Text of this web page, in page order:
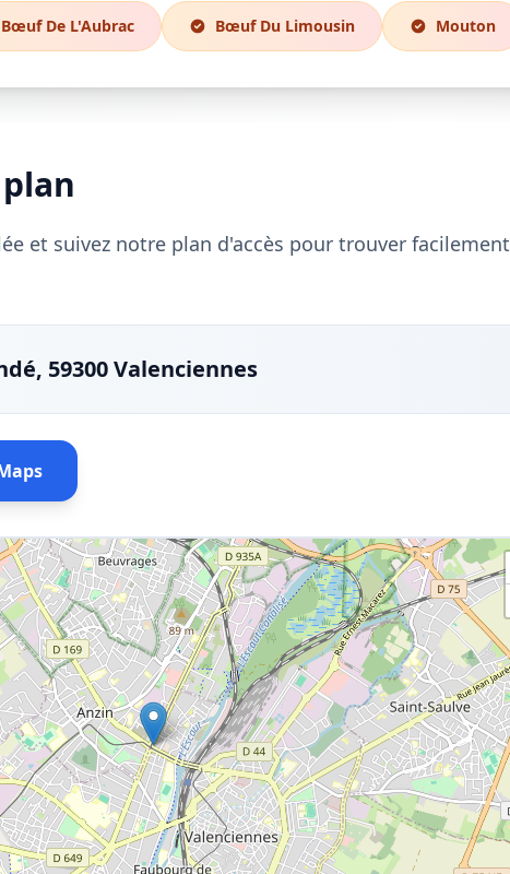
Bœuf De L'Aubrac Bœuf Du Limousin Mouton
et suivez notre plan d'accès pour trouver facilement
59300 Valenciennes